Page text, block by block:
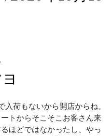
荷もないから開店からね。
トからそこそこお客さん来
ほどではなかったし、やっ